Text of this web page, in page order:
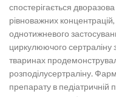
спостерігається
рівноважних концентрацій,
однотижневого
циркулюючого сертраліну
тваринах
розподілусертраліну.
препарату в педіатричній